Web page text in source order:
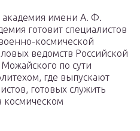
академия имени А. Ф.
готовит специалистов
космической
ведомств Российской
по сути
где выпускают
готовых служить
космическом